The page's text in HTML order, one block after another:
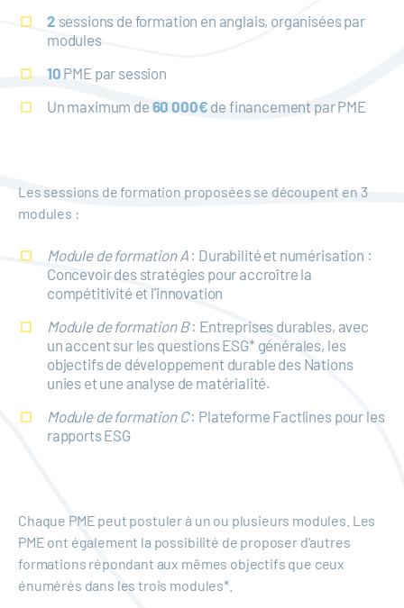
2 sessions de formation en anglais, organisées par
modules
10 PME par session
Un maximum de 60 000€ de financement par PME
Les sessions de formation proposées se découpent en 3
modules :
Module de formation A: Durabilité et numérisation :
Concevoir des stratégies pour accroître la
compétitivité et l'innovation
Module de formation B: Entreprises durables, avec
un accent sur les questions ESG* générales, les
objectifs de développement durable des Nations
unies et une analyse de matérialité.
Module de formation C: Plateforme Factlines pour les
rapports ESG
Chaque PME peut postuler à un ou plusieurs modules. Les
PME ont également la possibilité de proposer d'autres
formations répondant aux mêmes objectifs que ceux
énumérés dans les trois modules*.